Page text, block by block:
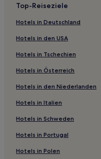
Top-Reiseziele
Hotels in Deutschland
Hotels in den USA
Hotels in Tschechien
Hotels in Österreich
Hotels in den Niederlanden
Hotels in Italien
Hotels in Schweden
Hotels in Portugal
Hotels in Polen